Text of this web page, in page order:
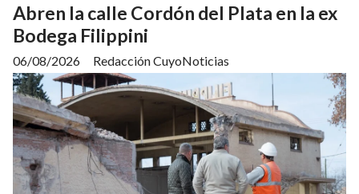
Abren la calle Cordón del Plata en la ex
Bodega Filippini
Redacción CuyoNoticias
06/08/2026